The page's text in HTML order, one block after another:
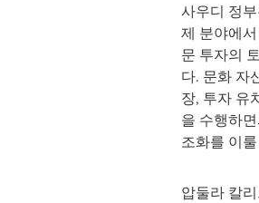
사우디 정
제 분야에
문 투자의
다. 문화 자
장, 투자 유
을 수행하
조화를 이
압둘라 칼